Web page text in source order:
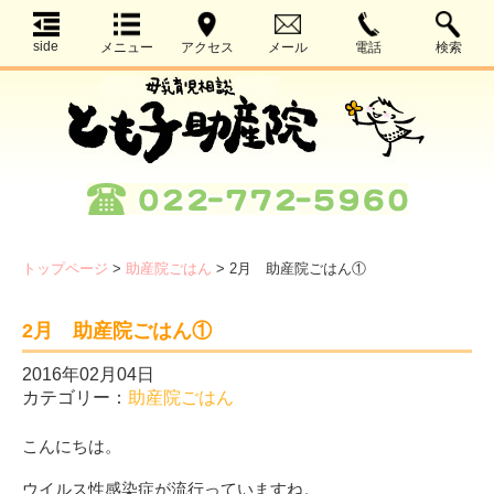
side メニュー アクセス メール 電話 検索
トップページ > 助産院ごはん > 2月 助産院ごはん①
2月 助産院ごはん①
2016年02月04日
カテゴリー： 助産院ごはん
こんにちは。
ウイルス性感染症が流行っていますね。